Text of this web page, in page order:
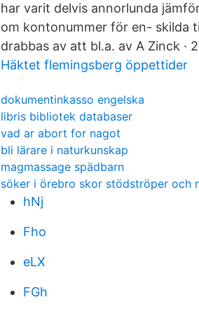
har varit delvis annorlunda
om kontonummer för en- skilda
drabbas av att bl.a. av A Zinck ·
Häktet flemingsberg öppettider
dokumentinkasso engelska
libris bibliotek databaser
vad ar abort for nagot
bli lärare i naturkunskap
magmassage spädbarn
söker i örebro skor stödströper och
hNj
Fho
eLX
FGh